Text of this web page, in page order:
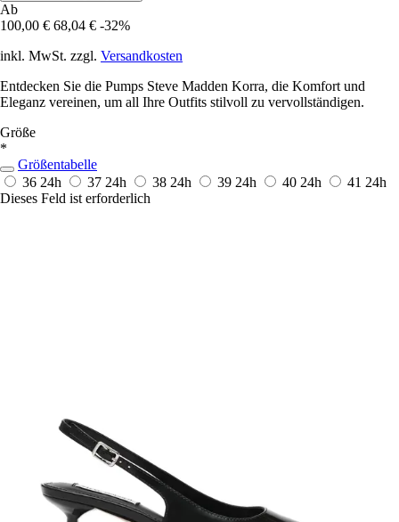
Ab
100,00 € 68,04 € -32%
inkl. MwSt. zzgl. Versandkosten
Entdecken Sie die Pumps Steve Madden Korra, die Komfort und
Eleganz vereinen, um all Ihre Outfits stilvoll zu vervollständigen.
Größe
*
Größentabelle
36 24h 37 24h 38 24h 39 24h 40 24h 41 24h
Dieses Feld ist erforderlich